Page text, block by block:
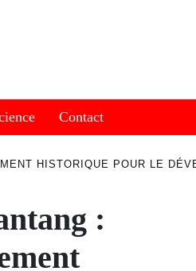
Contact
HISTORIQUE POUR LE
: